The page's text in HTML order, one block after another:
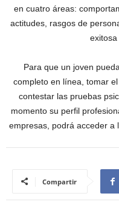
en cuatro áreas:
actitudes, rasgos de
exitosa
Para que un joven
completo en línea, tomar
contestar las pruebas
momento su perfil
empresas, podrá acceder a
Compartir